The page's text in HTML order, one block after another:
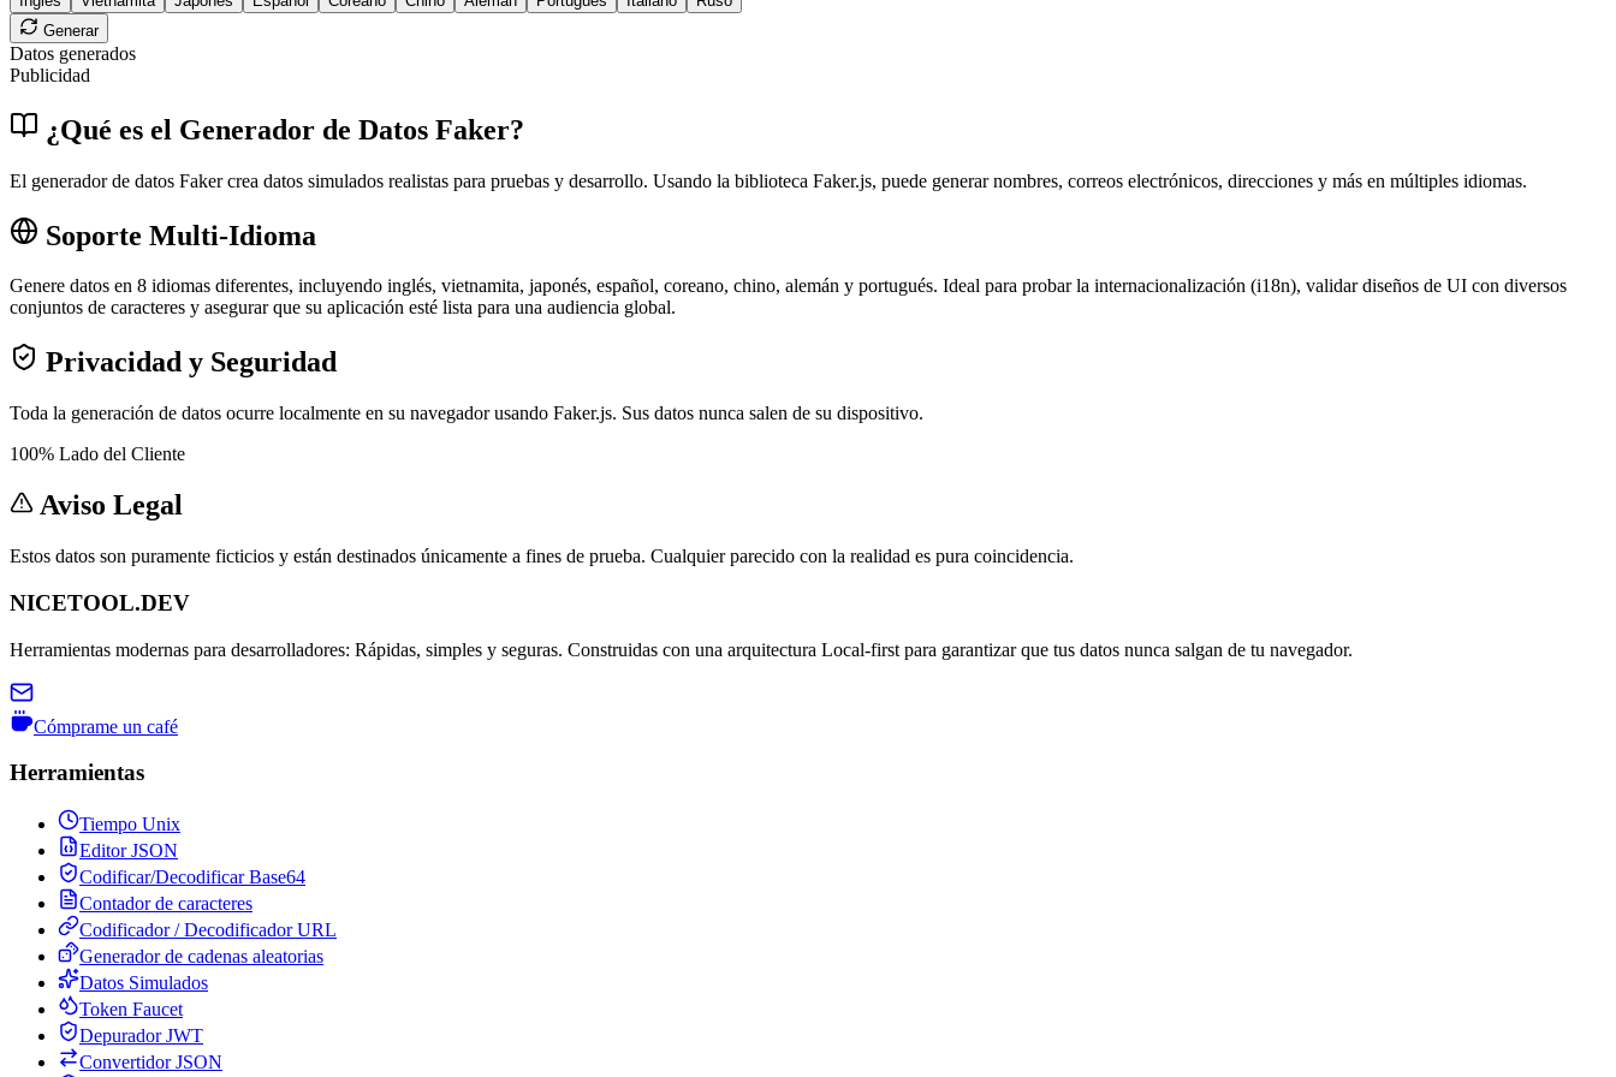
Generar
Datos generados
Publicidad
¿Qué es el Generador de Datos Faker?
El generador de datos Faker crea datos simulados realistas para pruebas y desarrollo. Usando la biblioteca Faker.js, puede generar nombres, correos electrónicos, direcciones y más en múltiples idiomas.
Soporte Multi-Idioma
Genere datos en 8 idiomas diferentes, incluyendo inglés, vietnamita, japonés, español, coreano, chino, alemán y portugués. Ideal para probar la internacionalización (i18n), validar diseños de UI con diversos
conjuntos de caracteres y asegurar que su aplicación esté lista para una audiencia global.
Privacidad y Seguridad
Toda la generación de datos ocurre localmente en su navegador usando Faker.js. Sus datos nunca salen de su dispositivo.
100% Lado del Cliente
Aviso Legal
Estos datos son puramente ficticios y están destinados únicamente a fines de prueba. Cualquier parecido con la realidad es pura coincidencia.
NICETOOL.DEV
Herramientas modernas para desarrolladores: Rápidas, simples y seguras. Construidas con una arquitectura Local-first para garantizar que tus datos nunca salgan de tu navegador.
Cómprame un café
Herramientas
Tiempo Unix
Editor JSON
Codificar/Decodificar Base64
Contador de caracteres
Codificador / Decodificador URL
Generador de cadenas aleatorias
Datos Simulados
Token Faucet
Depurador JWT
Convertidor JSON